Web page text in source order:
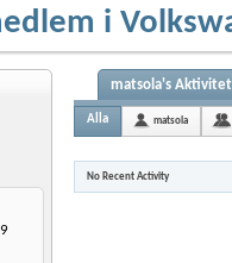
i
matsola's Aktivitet
Alla matsola
No Recent Activity